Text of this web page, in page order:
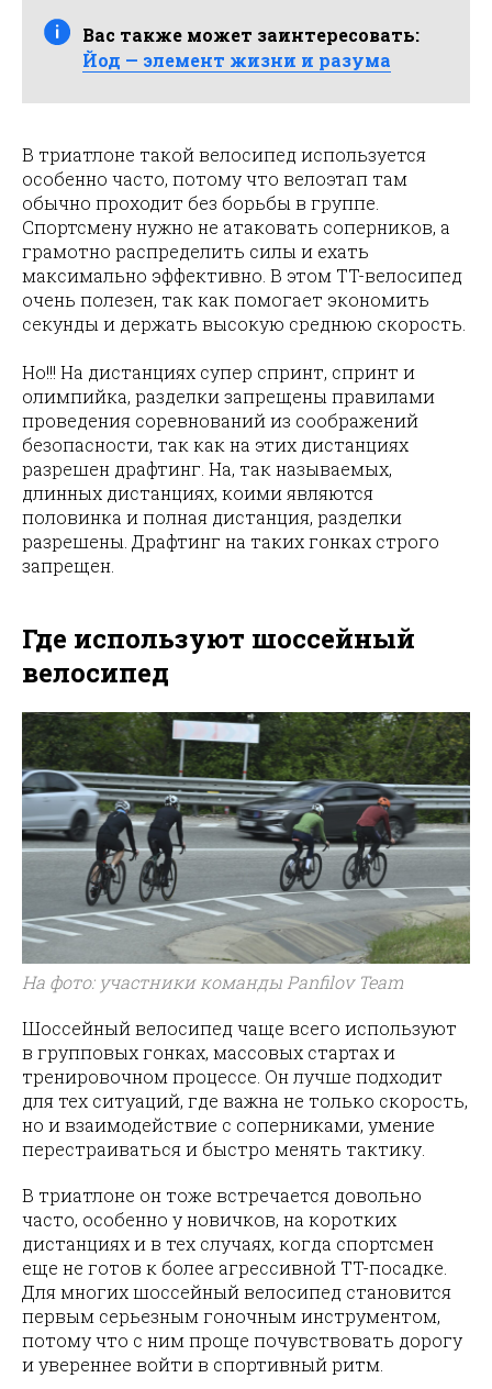
Вас также может заинтересовать:
Йод — элемент жизни и разума
В триатлоне такой велосипед используется
особенно часто, потому что велоэтап там
обычно проходит без борьбы в группе.
Спортсмену нужно не атаковать соперников, а
грамотно распределить силы и ехать
максимально эффективно. В этом TT-велосипед
очень полезен, так как помогает экономить
секунды и держать высокую среднюю скорость.
Но!!! На дистанциях супер спринт, спринт и
олимпийка, разделки запрещены правилами
проведения соревнований из соображений
безопасности, так как на этих дистанциях
разрешен драфтинг. На, так называемых,
длинных дистанциях, коими являются
половинка и полная дистанция, разделки
разрешены. Драфтинг на таких гонках строго
запрещен.
Где используют шоссейный
велосипед
На фото: участники команды Panfilov Team
Шоссейный велосипед чаще всего используют
в групповых гонках, массовых стартах и
тренировочном процессе. Он лучше подходит
для тех ситуаций, где важна не только скорость,
но и взаимодействие с соперниками, умение
перестраиваться и быстро менять тактику.
В триатлоне он тоже встречается довольно
часто, особенно у новичков, на коротких
дистанциях и в тех случаях, когда спортсмен
еще не готов к более агрессивной TT-посадке.
Для многих шоссейный велосипед становится
первым серьезным гоночным инструментом,
потому что с ним проще почувствовать дорогу
и увереннее войти в спортивный ритм.